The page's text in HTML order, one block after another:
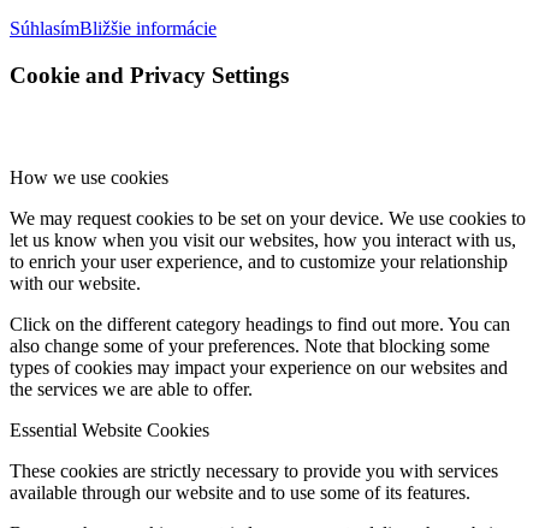
SúhlasímBližšie informácie
Cookie and Privacy Settings
How we use cookies
We may request cookies to be set on your device. We use cookies to
let us know when you visit our websites, how you interact with us,
to enrich your user experience, and to customize your relationship
with our website.
Click on the different category headings to find out more. You can
also change some of your preferences. Note that blocking some
types of cookies may impact your experience on our websites and
the services we are able to offer.
Essential Website Cookies
These cookies are strictly necessary to provide you with services
available through our website and to use some of its features.